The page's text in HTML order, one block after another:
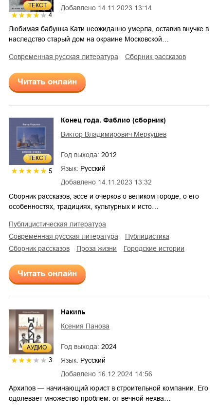
ТЕКСТ
4
Добавлено 14.11.2023 13:14
Любимая бабушка Кати неожиданно умерла, оставив внучке в
наследство старый дом на окраине Московской…
современная русская литература сборник рассказов
Читать онлайн
ТЕКСТ
5
Добавлено 14.11.2023 13:32
Конец года. Фаблио (сборник)
Виктор Владимирович Меркушев
Год выхода: 2012
Язык: Русский
Сборник рассказов, эссе и очерков о великом городе, о его
особенностях, традициях, культурных и исто…
публицистическая литература
современная русская литература
публицистика
сборник рассказов
проза жизни городские истории
Читать онлайн
AУДИО
3
Добавлено 16.12.2024 14:56
Накипь
Ксения Панова
Год выхода: 2024
Язык: Русский
Архипов — начинающий юрист в строительной компании. Его
одолевает множество проблем: от вечной нехва…